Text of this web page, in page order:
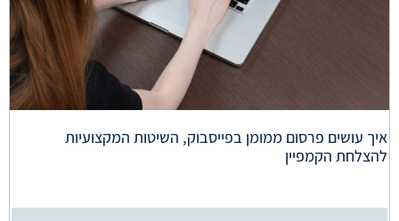
איך עושים פרסום ממומן בפייסבוק, השיטות המקצועיות
להצלחת הקמפיין